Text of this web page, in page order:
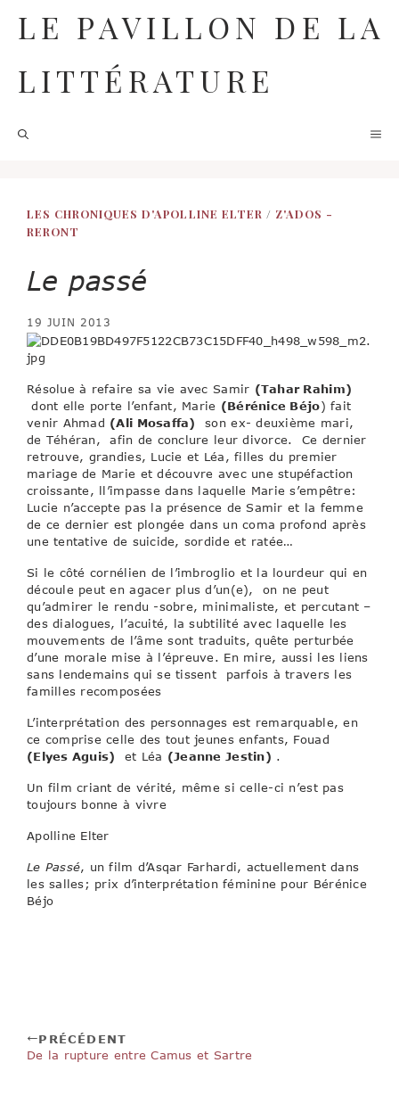
contenu
LE PAVILLON DE LA
LITTÉRATURE
LES CHRONIQUES D'APOLLINE ELTER / Z'ADOS -
RERONT
Le passé
19 JUIN 2013
Résolue à refaire sa vie avec Samir (Tahar Rahim)
dont elle porte l’enfant, Marie (Bérénice Béjo) fait
venir Ahmad (Ali Mosaffa)
son ex- deuxième mari,
de Téhéran, afin de conclure leur divorce. Ce dernier
retrouve, grandies, Lucie et Léa, filles du premier
mariage de Marie et découvre avec une stupéfaction
croissante, ll’impasse dans laquelle Marie s’empêtre:
Lucie n’accepte pas la présence de Samir et la femme
de ce dernier est plongée dans un coma profond après
une tentative de suicide, sordide et ratée…
Si le côté cornélien de l’imbroglio et la lourdeur qui en
découle peut en agacer plus d’un(e), on ne peut
qu’admirer le rendu -sobre, minimaliste, et percutant –
des dialogues, l’acuité, la subtilité avec laquelle les
mouvements de l’âme sont traduits, quête perturbée
d’une morale mise à l’épreuve. En mire, aussi les liens
sans lendemains qui se tissent parfois à travers les
familles recomposées
L’interprétation des personnages est remarquable, en
ce comprise celle des tout jeunes enfants, Fouad
(Elyes Aguis) et Léa (Jeanne Jestin) .
Un film criant de vérité, même si celle-ci n’est pas
toujours bonne à vivre
Apolline Elter
Le Passé, un film d’Asqar Farhardi, actuellement dans
les salles; prix d’interprétation féminine pour Bérénice
Béjo
PRÉCÉDENT
De la rupture entre Camus et Sartre